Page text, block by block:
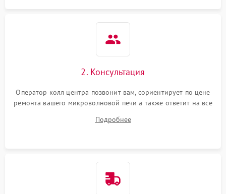
1000 ₽
2. Консультация
Оператор колл центра позвонит вам, сориентирует по цене
ремонта вашего микроволновой печи а также ответит на все
Подробнее